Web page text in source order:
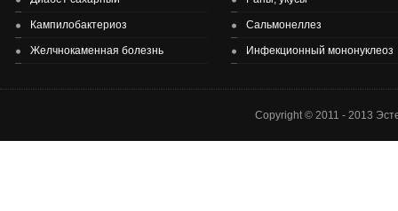
Кампилобактериоз
Желчнокаменная болезнь
Сальмонеллез
Инфекционный мононуклеоз
Здоровье детей и подростков - основа здоровье нации.
Copyright © 2011 - 2013